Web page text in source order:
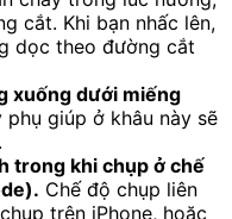
cắt. Khi bạn nhấc lên,
dọc theo đường cắt
xuống dưới miếng
giúp ở khâu này sẽ
trong khi chụp ở chế
Chế độ chụp liên
trên iPhone, hoặc